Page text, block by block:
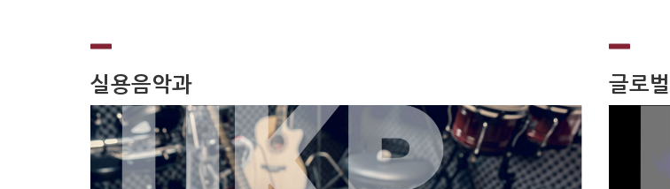
실용음악과 글로